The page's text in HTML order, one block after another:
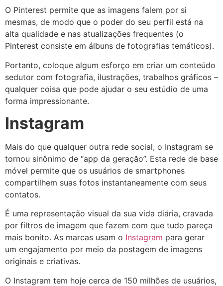
O Pinterest permite que as imagens falem por si
mesmas, de modo que o poder do seu perfil está na
alta qualidade e nas atualizações frequentes (o
Pinterest consiste em álbuns de fotografias temáticos).
Portanto, coloque algum esforço em criar um conteúdo
sedutor com fotografia, ilustrações, trabalhos gráficos –
qualquer coisa que pode ajudar o seu estúdio de uma
forma impressionante.
Instagram
Mais do que qualquer outra rede social, o Instagram se
tornou sinônimo de “app da geração”. Esta rede de base
móvel permite que os usuários de smartphones
compartilhem suas fotos instantaneamente com seus
contatos.
É uma representação visual da sua vida diária, cravada
por filtros de imagem que fazem com que tudo pareça
mais bonito. As marcas usam o Instagram para gerar
um engajamento por meio da postagem de imagens
originais e criativas.
O Instagram tem hoje cerca de 150 milhões de usuários,